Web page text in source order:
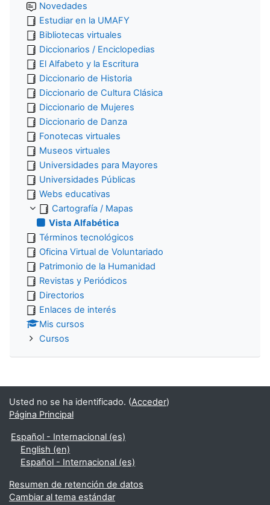
Novedades
Estudiar en la UMAFY
Bibliotecas virtuales
Diccionarios / Enciclopedias
El Alfabeto y la Escritura
Diccionario de Historia
Diccionario de Cultura Clásica
Diccionario de Mujeres
Diccionario de Danza
Fonotecas virtuales
Museos virtuales
Universidades para Mayores
Universidades Públicas
Webs educativas
Cartografía / Mapas
Vista Alfabética
Términos tecnológicos
Oficina Virtual de Voluntariado
Patrimonio de la Humanidad
Revistas y Periódicos
Directorios
Enlaces de interés
Mis cursos
Cursos
Usted no se ha identificado. (Acceder)
Página Principal
Español - Internacional ‎(es)‎
English ‎(en)‎
Español - Internacional ‎(es)‎
Resumen de retención de datos
Cambiar al tema estándar